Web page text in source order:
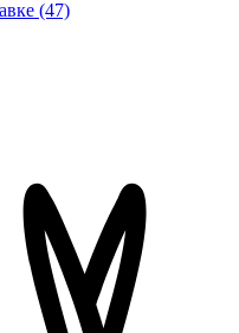
(47)